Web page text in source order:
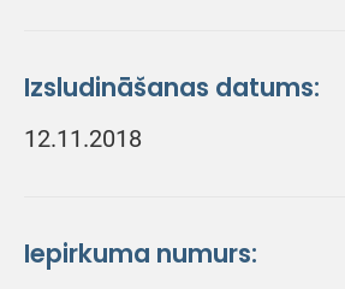
Izsludināšanas datums:
12.11.2018
Iepirkuma numurs: